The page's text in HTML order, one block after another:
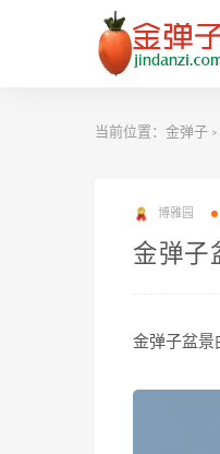
当前位置： 金弹子 >
博雅园
金弹子
金弹子盆景